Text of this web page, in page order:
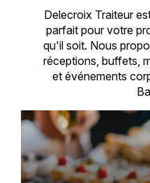
Delecroix Traiteur
parfait pour votre
qu'il soit. Nous
réceptions, buffets,
et événements